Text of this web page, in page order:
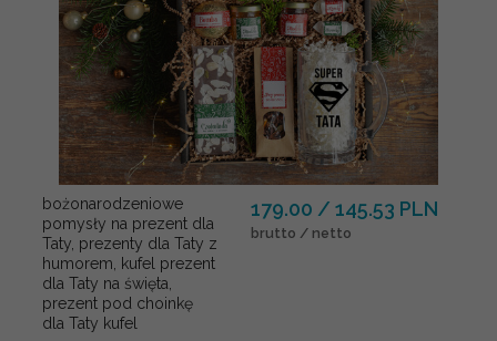
bożonarodzeniowe
pomysły na prezent dla
Taty, prezenty dla Taty z
humorem, kufel prezent
dla Taty na święta,
prezent pod choinkę
dla Taty kufel
179.00 / 145.53 PLN
brutto / netto